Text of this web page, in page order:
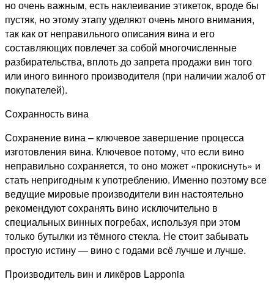
но очень важным, есть наклеивание этикеток, вроде бы
пустяк, но этому этапу уделяют очень много внимания,
так как от неправильного описания вина и его
составляющих повлечет за собой многочисленные
разбирательства, вплоть до запрета продажи вин того
или иного винного производителя (при наличии жалоб от
покупателей).
Сохранность вина
Сохранение вина – ключевое завершение процесса
изготовления вина. Ключевое потому, что если вино
неправильно сохраняется, то оно может «прокиснуть» и
стать непригодным к употреблению. Именно поэтому все
ведущие мировые производители вин настоятельно
рекомендуют сохранять вино исключительно в
специальных винных погребах, используя при этом
только бутылки из тёмного стекла. Не стоит забывать
простую истину — вино с годами всё лучше и лучше.
Производитель вин и ликёров Lapponia